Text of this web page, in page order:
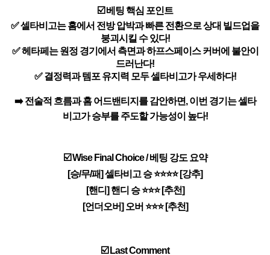
☑️ 베팅 핵심 포인트
✅ 셀타비고는 홈에서 전방 압박과 빠른 전환으로 상대 빌드업을
붕괴시킬 수 있다!
✅ 헤타페는 원정 경기에서 측면과 하프스페이스 커버에 불안이
드러난다!
✅ 결정력과 템포 유지력 모두 셀타비고가 우세하다!
➡️ 전술적 흐름과 홈 어드밴티지를 감안하면, 이번 경기는 셀타
비고가 승부를 주도할 가능성이 높다!
☑️ Wise Final Choice / 베팅 강도 요약
[승/무/패] 셀타비고 승 ⭐⭐⭐⭐ [강추]
[핸디] 핸디 승 ⭐⭐⭐ [추천]
[언더오버] 오버 ⭐⭐⭐ [추천]
☑️ Last Comment